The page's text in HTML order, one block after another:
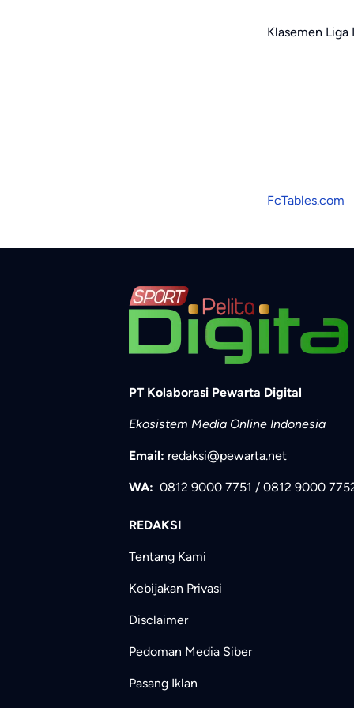
Klasemen
FcTables.com
PT Kolaborasi Pewarta Digital
Ekosistem Media Online Indonesia
Email: redaksi@pewarta.net
WA: 0812 9000 7751 / 0812 9000
REDAKSI
Tentang Kami
Kebijakan Privasi
Disclaimer
Pedoman Media Siber
Pasang Iklan